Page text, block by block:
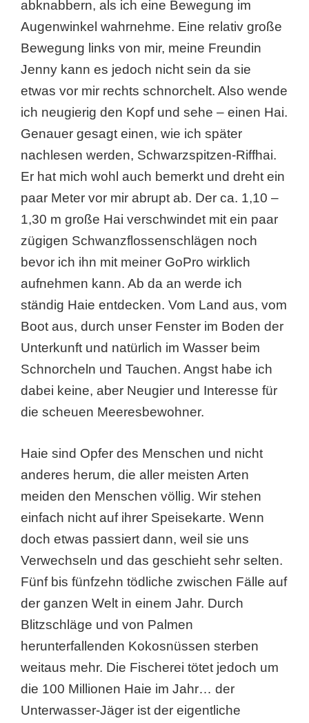
abknabbern, als ich eine Bewegung im
Augenwinkel wahrnehme. Eine relativ große
Bewegung links von mir, meine Freundin
Jenny kann es jedoch nicht sein da sie
etwas vor mir rechts schnorchelt. Also wende
ich neugierig den Kopf und sehe – einen Hai.
Genauer gesagt einen, wie ich später
nachlesen werden, Schwarzspitzen-Riffhai.
Er hat mich wohl auch bemerkt und dreht ein
paar Meter vor mir abrupt ab. Der ca. 1,10 –
1,30 m große Hai verschwindet mit ein paar
zügigen Schwanzflossenschlägen noch
bevor ich ihn mit meiner GoPro wirklich
aufnehmen kann. Ab da an werde ich
ständig Haie entdecken. Vom Land aus, vom
Boot aus, durch unser Fenster im Boden der
Unterkunft und natürlich im Wasser beim
Schnorcheln und Tauchen. Angst habe ich
dabei keine, aber Neugier und Interesse für
die scheuen Meeresbewohner.
Haie sind Opfer des Menschen und nicht
anderes herum, die aller meisten Arten
meiden den Menschen völlig. Wir stehen
einfach nicht auf ihrer Speisekarte. Wenn
doch etwas passiert dann, weil sie uns
Verwechseln und das geschieht sehr selten.
Fünf bis fünfzehn tödliche zwischen Fälle auf
der ganzen Welt in einem Jahr. Durch
Blitzschläge und von Palmen
herunterfallenden Kokosnüssen sterben
weitaus mehr. Die Fischerei tötet jedoch um
die 100 Millionen Haie im Jahr… der
Unterwasser-Jäger ist der eigentliche